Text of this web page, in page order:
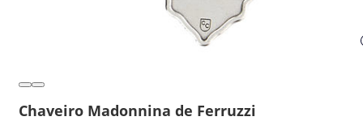
Chaveiro Madonnina de Ferruzzi